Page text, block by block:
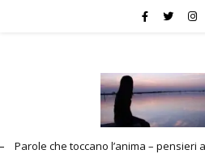
Parole che toccano l’anima –